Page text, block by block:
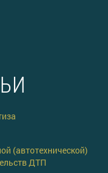
(автотехнической)
ДТП